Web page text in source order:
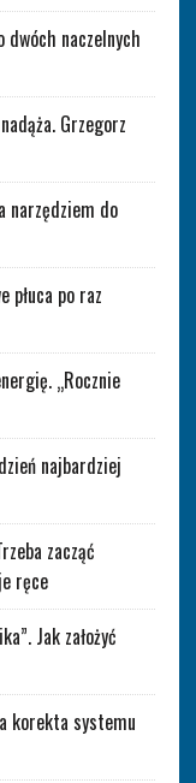
naczelnych
Grzegorz
narzędziem do
płuca po raz
„Rocznie
najbardziej
zacząć
ręce
Jak założyć
korekta systemu